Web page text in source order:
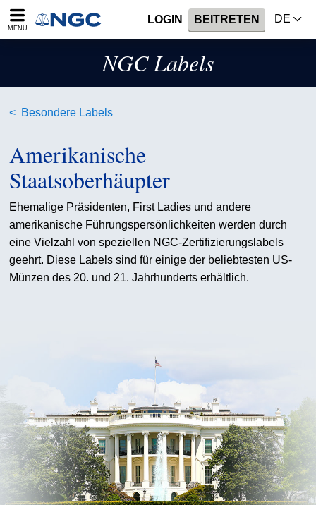
MENU
LOGIN BEITRETEN DE
NGC Labels
Besondere Labels
Amerikanische
Staatsoberhäupter
Ehemalige Präsidenten, First Ladies und andere
amerikanische Führungspersönlichkeiten werden durch
eine Vielzahl von speziellen NGC-Zertifizierungslabels
geehrt. Diese Labels sind für einige der beliebtesten US-
Münzen des 20. und 21. Jahrhunderts erhältlich.